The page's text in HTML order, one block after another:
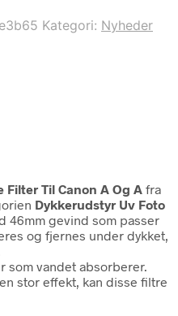
Kategori: Nyheder
Filter Til Canon A Og A fra
Dykkerudstyr Uv Foto
46mm gevind som passer
og fjernes under dykket,
som vandet absorberer.
stor effekt, kan disse filtre